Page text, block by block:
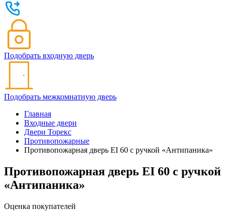
Подобрать входную дверь
Подобрать межкомнатную дверь
Главная
Входные двери
Двери Торекс
Противопожарные
Противопожарная дверь EI 60 с ручкой «Антипаника»
Противопожарная дверь EI 60 с ручкой
«Антипаника»
Оценка покупателей